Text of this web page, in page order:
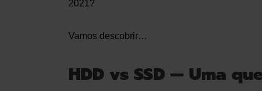
2021?
Vamos descobrir…
HDD vs SSD — Uma